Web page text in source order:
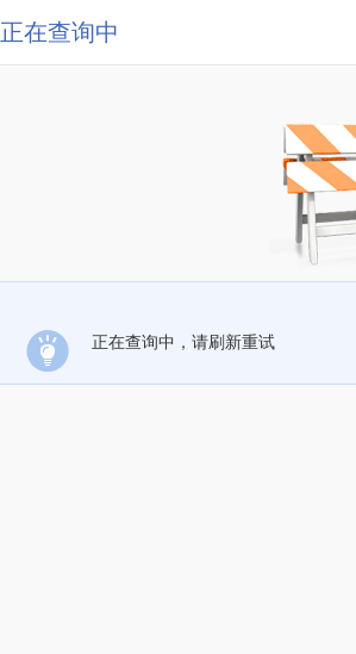
正在查询中
正在查询中，请刷新重试